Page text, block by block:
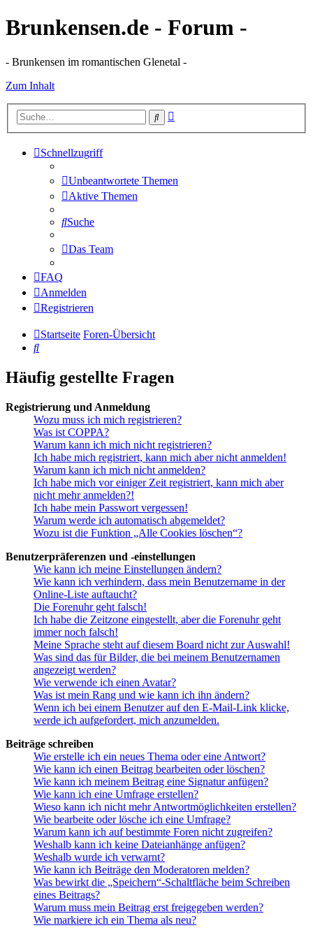
Brunkensen.de - Forum -
- Brunkensen im romantischen Glenetal -
Zum Inhalt
Suche
Schnellzugriff
Unbeantwortete Themen
Aktive Themen
Suche
Das Team
FAQ
Anmelden
Registrieren
Startseite Foren-Übersicht
Suche
Häufig gestellte Fragen
Registrierung und Anmeldung
Wozu muss ich mich registrieren?
Was ist COPPA?
Warum kann ich mich nicht registrieren?
Ich habe mich registriert, kann mich aber nicht anmelden!
Warum kann ich mich nicht anmelden?
Ich habe mich vor einiger Zeit registriert, kann mich aber
nicht mehr anmelden?!
Ich habe mein Passwort vergessen!
Warum werde ich automatisch abgemeldet?
Wozu ist die Funktion „Alle Cookies löschen“?
Benutzerpräferenzen und -einstellungen
Wie kann ich meine Einstellungen ändern?
Wie kann ich verhindern, dass mein Benutzername in der
Online-Liste auftaucht?
Die Forenuhr geht falsch!
Ich habe die Zeitzone eingestellt, aber die Forenuhr geht
immer noch falsch!
Meine Sprache steht auf diesem Board nicht zur Auswahl!
Was sind das für Bilder, die bei meinem Benutzernamen
angezeigt werden?
Wie verwende ich einen Avatar?
Was ist mein Rang und wie kann ich ihn ändern?
Wenn ich bei einem Benutzer auf den E-Mail-Link klicke,
werde ich aufgefordert, mich anzumelden.
Beiträge schreiben
Wie erstelle ich ein neues Thema oder eine Antwort?
Wie kann ich einen Beitrag bearbeiten oder löschen?
Wie kann ich meinem Beitrag eine Signatur anfügen?
Wie kann ich eine Umfrage erstellen?
Wieso kann ich nicht mehr Antwortmöglichkeiten erstellen?
Wie bearbeite oder lösche ich eine Umfrage?
Warum kann ich auf bestimmte Foren nicht zugreifen?
Weshalb kann ich keine Dateianhänge anfügen?
Weshalb wurde ich verwarnt?
Wie kann ich Beiträge den Moderatoren melden?
Was bewirkt die „Speichern“-Schaltfläche beim Schreiben
eines Beitrags?
Warum muss mein Beitrag erst freigegeben werden?
Wie markiere ich ein Thema als neu?